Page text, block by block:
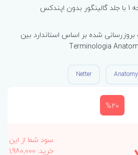
شده بر اساس استاندارد بین
Netter
%20
سود شما از این
خرید: 1,980,000